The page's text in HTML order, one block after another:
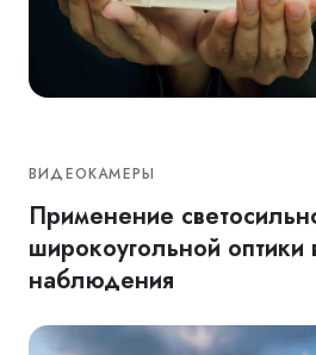
ВИДЕОКАМЕРЫ
Применение
широкоугольной оптики
наблюдения